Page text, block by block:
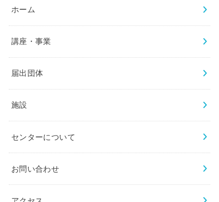
ホーム
講座・事業
届出団体
施設
センターについて
お問い合わせ